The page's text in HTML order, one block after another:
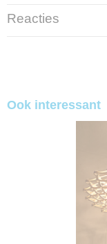
Reacties
Ook interessant